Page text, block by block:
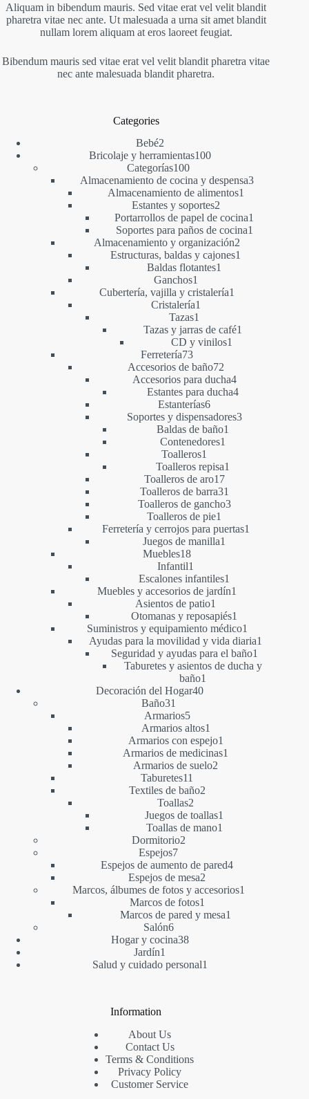
Aliquam in bibendum mauris. Sed vitae erat vel velit blandit
pharetra vitae nec ante. Ut malesuada a urna sit amet blandit
nullam lorem aliquam at eros laoreet feugiat.
Bibendum mauris sed vitae erat vel velit blandit pharetra vitae
nec ante malesuada blandit pharetra.
Categories
Bebé22
productos
Bricolaje y herramientas100100
Categorías100100
productos
Almacenamiento de cocina y despensa33
Almacenamiento de alimentos1
Estantes y soportes22
productos
Portarrollos de papel de cocina1
Soportes para paños de cocina1
Almacenamiento y organización2
Estructuras, baldas y cajones1
Baldas flotantes1
Ganchos1
producto
Cubertería, vajilla y cristalería1
Cristalería1
Tazas1
producto
Tazas y jarras de café1
CD y vinilos1
Ferretería7373
productos
Accesorios de baño7272
productos
Accesorios para ducha44
productos
Estantes para ducha44
Estanterías66
productos
Soportes y dispensadores33
Baldas de baño1
Contenedores1
Toalleros1
producto
Toalleros repisa1
Toalleros de aro1717
productos
Toalleros de barra31
productos
Toalleros de gancho33
Toalleros de pie1
producto
Ferretería y cerrojos para puertas1
Juegos de manilla1
Muebles1818
productos
Infantil1
producto
Escalones infantiles1
producto
Muebles y accesorios de jardín1
Asientos de patio1
producto
Otomanas y reposapiés1
producto
Suministros y equipamiento médico1
producto
Ayudas para la movilidad y vida diaria1
Seguridad y ayudas para el baño1
producto
Taburetes y asientos de ducha y
baño1
Decoración del Hogar4040
Baño31
productos
Armarios55
productos
Armarios altos1
producto
Armarios con espejo1
producto
Armarios de medicinas1
Armarios de suelo2
Taburetes11
productos
Textiles de baño22
Toallas2
productos
Juegos de toallas1
Toallas de mano1
Dormitorio22
Espejos77
productos
Espejos de aumento de pared44
Espejos de mesa2
productos
Marcos, álbumes de fotos y accesorios1
Marcos de fotos1
producto
Marcos de pared y mesa1
Salón66
productos
Hogar y cocina3838
Jardín1
producto
Salud y cuidado personal1
Information
About Us
Contact Us
Terms & Conditions
Privacy Policy
Customer Service